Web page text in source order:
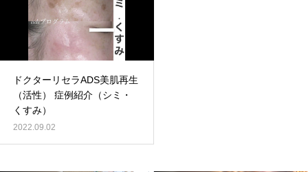
ドクターリセラADS美肌再生
（活性） 症例紹介（シミ・
くすみ）
2022.09.02